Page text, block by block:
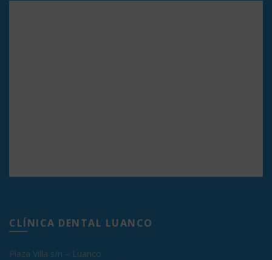
CLÍNICA DENTAL LUANCO
Plaza Villa s/n – Luanco